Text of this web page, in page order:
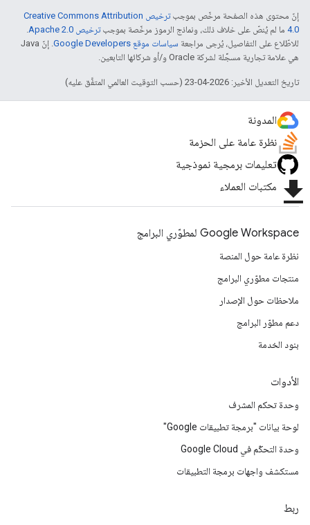
إنّ محتوى هذه الصفحة مرخّص بموجب
ترخيص Creative Commons Attribution
4.0‏ ما لم يُنصّ على خلاف ذلك، ونماذج الرموز مرخّصة بموجبترخيص Apache 2.0‏
للاطّلاع على التفاصيل، يُرجى مراجعة سياسات موقع Google Developers‏
. إنّ Java
هي علامة تجارية مسجَّلة لشركة Oracle و/أو شركائها التابعين.
تاريخ التعديل الأخير: 2026-04-23 (حسب التوقيت العالمي المتفَّق عليه)
المدونة
نظرة عامة على الحزمة
تعليمات برمجية نموذجية
file_download مكتبات العملاء
Google Workspace لمطوّري البرامج
نظرة عامة حول المنصة
منتجات مطوّري البرامج
ملاحظات حول الإصدار
دعم مطوّر البرامج
بنود الخدمة
الأدوات
وحدة تحكم المشرف
لوحة بيانات "برمجة تطبيقات Google"
وحدة التحكّم في Google Cloud
مستكشف واجهات برمجة التطبيقات
ربط